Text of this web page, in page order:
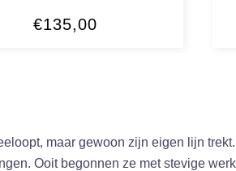
€135,00
maar gewoon zijn eigen lijn
Ooit begonnen ze met stevige